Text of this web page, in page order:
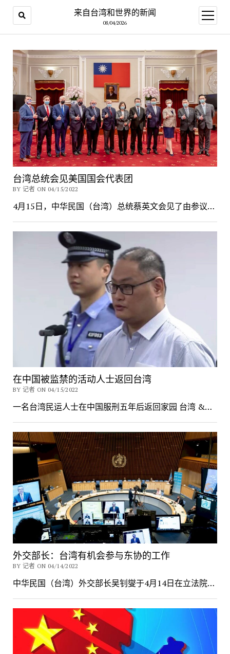
来自台湾和世界的新闻
08/04/2026
open
menu
来
自
台
湾
和
世
界
的
新
闻
台湾总统会见美国国会代表团
BY 记者 ON 04/15/2022
4月15日，中华民国（台湾）总统蔡英文会见了由参议…
在中国被监禁的活动人士返回台湾
BY 记者 ON 04/15/2022
一名台湾民运人士在中国服刑五年后返回家园 台湾 &…
外交部长：台湾有机会参与东协的工作
BY 记者 ON 04/14/2022
中华民国（台湾）外交部长吴钊燮于4月14日在立法院…